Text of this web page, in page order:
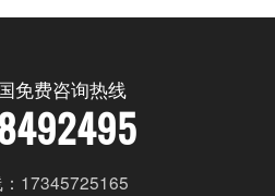
免费咨询热线
17345725165